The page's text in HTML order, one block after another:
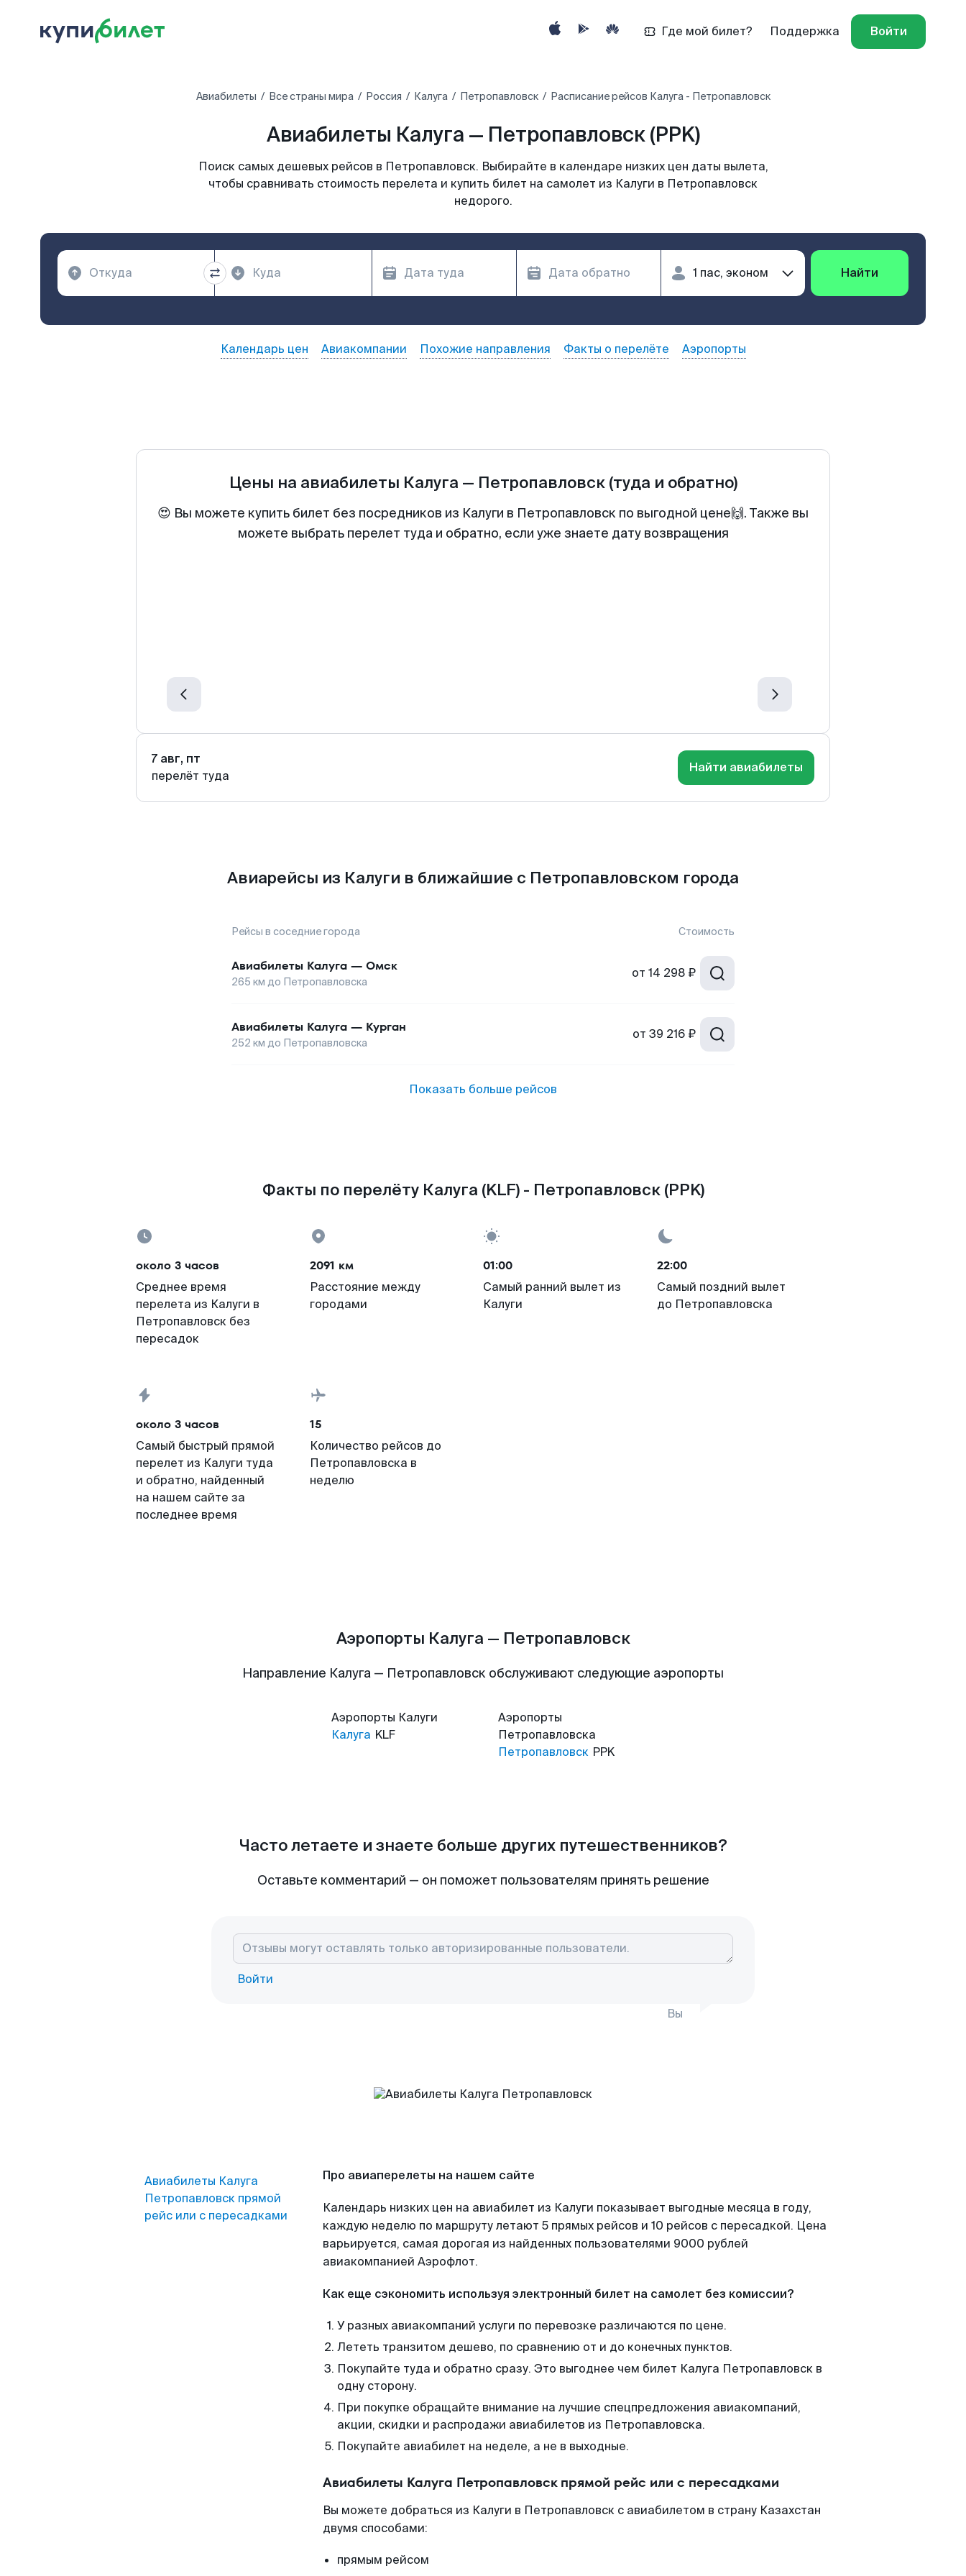
Где мой билет? Поддержка Войти
Авиабилеты Все страны мира Россия Калуга Петропавловск Расписание рейсов Калуга - Петропавловск
Авиабилеты Калуга — Петропавловск (PPK)
Поиск самых дешевых рейсов в Петропавловск. Выбирайте в календаре низких цен даты вылета,
чтобы сравнивать стоимость перелета и купить билет на самолет из Калуги в Петропавловск
недорого.
Найти
Календарь цен Авиакомпании Похожие направления Факты о перелёте Аэропорты
Цены на авиабилеты Калуга — Петропавловск (туда и обратно)
😍 Вы можете купить билет без посредников из Калуги в Петропавловск по выгодной цене🙌. Также вы
можете выбрать перелет туда и обратно, если уже знаете дату возвращения
7 авг, пт
перелёт туда
Найти авиабилеты
Авиарейсы из Калуги в ближайшие с Петропавловском города
Рейсы в соседние города Стоимость
Авиабилеты Калуга — Омск
265 км до Петропавловска
от 14 298 ₽
Авиабилеты Калуга — Курган
252 км до Петропавловска
от 39 216 ₽
Показать больше рейсов
Факты по перелёту Калуга (KLF) - Петропавловск (PPK)
около 3 часов
Среднее время
перелета из Калуги в
Петропавловск без
пересадок
2091 км
Расстояние между
городами
01:00
Самый ранний вылет из
Калуги
22:00
Самый поздний вылет
до Петропавловска
около 3 часов
Самый быстрый прямой
перелет из Калуги туда
и обратно, найденный
на нашем сайте за
последнее время
15
Количество рейсов до
Петропавловска в
неделю
Аэропорты Калуга — Петропавловск
Направление Калуга — Петропавловск обслуживают следующие аэропорты
Аэропорты Калуги
Калуга KLF
Аэропорты
Петропавловска
Петропавловск PPK
Часто летаете и знаете больше других путешественников?
Оставьте комментарий — он поможет пользователям принять решение
Войти
Вы
Авиабилеты Калуга
Петропавловск прямой
рейс или с пересадками
Про авиаперелеты на нашем сайте
Календарь низких цен на авиабилет из Калуги показывает выгодные месяца в году,
каждую неделю по маршруту летают 5 прямых рейсов и 10 рейсов с пересадкой. Цена
варьируется, самая дорогая из найденных пользователями 9000 рублей
авиакомпанией Аэрофлот.
Как еще сэкономить используя электронный билет на самолет без комиссии?
У разных авиакомпаний услуги по перевозке различаются по цене.
Лететь транзитом дешево, по сравнению от и до конечных пунктов.
Покупайте туда и обратно сразу. Это выгоднее чем билет Калуга Петропавловск в
одну сторону.
При покупке обращайте внимание на лучшие спецпредложения авиакомпаний,
акции, скидки и распродажи авиабилетов из Петропавловска.
Покупайте авиабилет на неделе, а не в выходные.
Авиабилеты Калуга Петропавловск прямой рейс или с пересадками
Вы можете добраться из Калуги в Петропавловск с авиабилетом в страну Казахстан
двумя способами:
прямым рейсом